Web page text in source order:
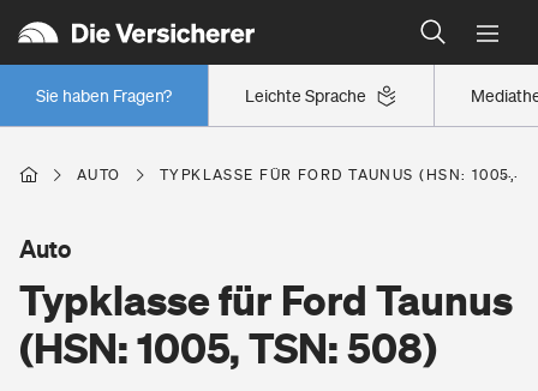
Leichte Sprache
Sie haben Fragen?
Wer versichert was: Jetzt Versicherer finden
Regionalklassen: So ist Ihre Region eingestuft
Wer versichert was: Jetzt Versicherer finden
Berufsunfähigkeitsversicherung
Erwerbsunfähigkeitsversicherung
Wohnen
AUTO TYPKLASSE FÜR FORD TAUNUS (HSN: 1005,
Typklasse für Ford Taunus
(HSN: 1005, TSN: 508)
Auto